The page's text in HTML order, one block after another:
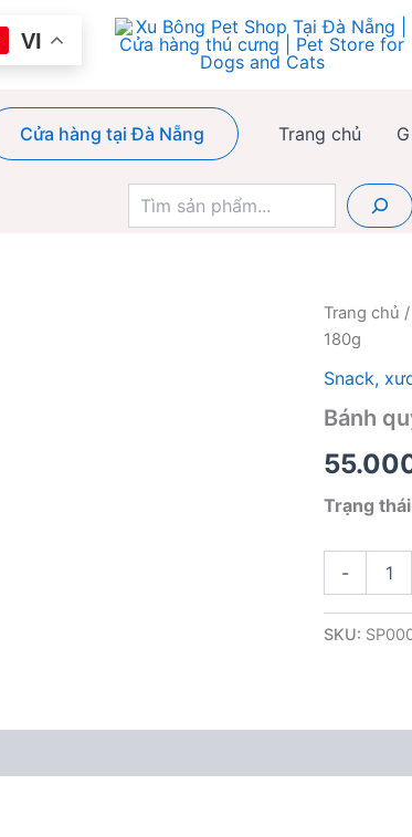
VI
Cửa hàng tại Đà Nẵng Trang chủ
kiếm
Trang chủ /
180g
Snack,
Bánh
Trạng
-
Doggyman
SKU: